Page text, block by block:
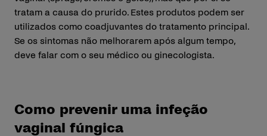
tratam a causa do prurido. Estes produtos podem ser
utilizados como coadjuvantes do tratamento principal.
Se os sintomas não melhorarem após algum tempo,
deve falar com o seu médico ou ginecologista.
Como prevenir uma infeção
vaginal fúngica